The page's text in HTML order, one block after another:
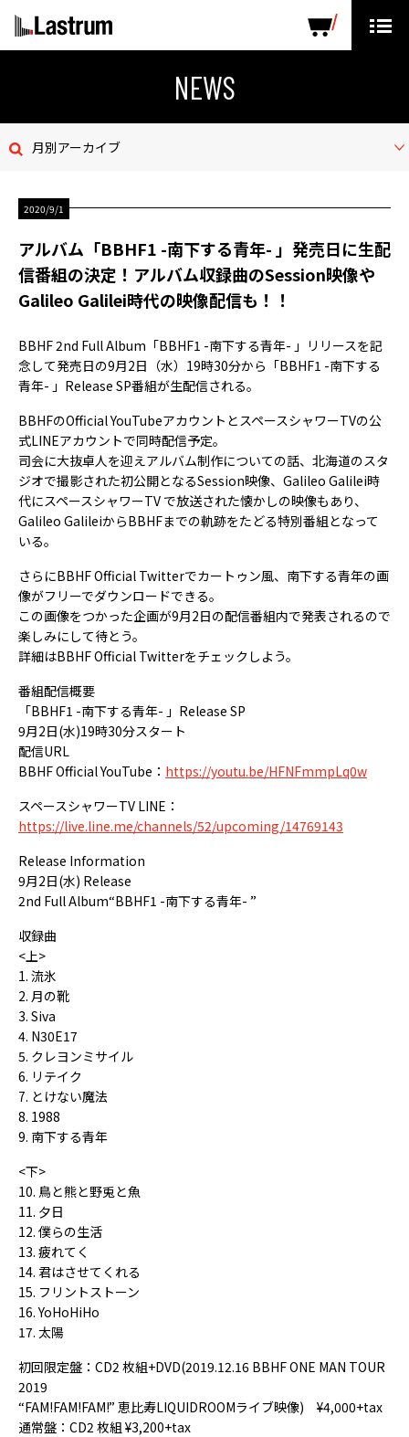
LABEL PRODUCTS
お問い合わせ
デモテープ
プライバシーポリシー
ENGLISH PAGE
NEWS
月別アーカイブ
2020/9/1
アルバム「BBHF1 -南下する青年- 」発売日に生配
信番組の決定！アルバム収録曲のSession映像や
Galileo Galilei時代の映像配信も！！
BBHF 2nd Full Album「BBHF1 -南下する青年- 」リリースを記
念して発売日の9月2日（水）19時30分から「BBHF1 -南下する
青年- 」Release SP番組が生配信される。
BBHFのOfficial YouTubeアカウントとスペースシャワーTVの公
式LINEアカウントで同時配信予定。
司会に大抜卓人を迎えアルバム制作についての話、北海道のスタ
ジオで撮影された初公開となるSession映像、Galileo Galilei時
代にスペースシャワーTV で放送された懐かしの映像もあり、
Galileo GalileiからBBHFまでの軌跡をたどる特別番組となって
いる。
さらにBBHF Official Twitterでカートゥン風、南下する青年の画
像がフリーでダウンロードできる。
この画像をつかった企画が9月2日の配信番組内で発表されるので
楽しみにして待とう。
詳細はBBHF Official Twitterをチェックしよう。
番組配信概要
「BBHF1 -南下する青年- 」Release SP
9月2日(水)19時30分スタート
配信URL
BBHF Official YouTube： https://youtu.be/HFNFmmpLq0w
スペースシャワーTV LINE：
https://live.line.me/channels/52/upcoming/14769143
Release Information
9月2日(水) Release
2nd Full Album“BBHF1 -南下する青年- ”
収録曲
<上>
1. 流氷
2. 月の靴
3. Siva
4. N30E17
5. クレヨンミサイル
6. リテイク
7. とけない魔法
8. 1988
9. 南下する青年
<下>
10. 鳥と熊と野兎と魚
11. 夕日
12. 僕らの生活
13. 疲れてく
14. 君はさせてくれる
15. フリントストーン
16. YoHoHiHo
17. 太陽
初回限定盤：CD2 枚組+DVD(2019.12.16 BBHF ONE MAN TOUR
2019
“FAM!FAM!FAM!” 恵比寿LIQUIDROOMライブ映像) ¥4,000+tax
通常盤：CD2 枚組 ¥3,200+tax